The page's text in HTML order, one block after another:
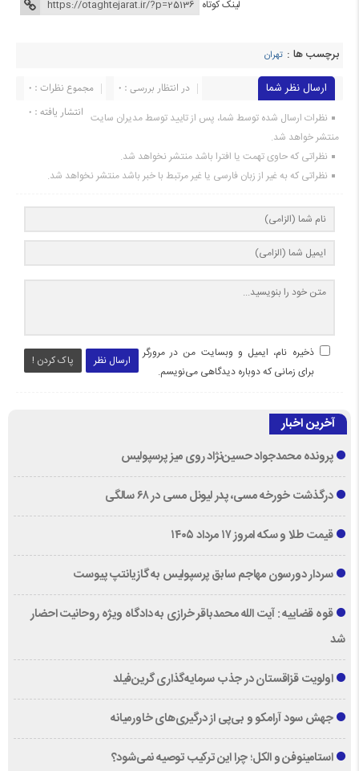
لینک کوتاه
برچسب ها : تهران
ارسال نظر شما مجموع نظرات : 0
در انتظار بررسی : 0
انتشار یافته : 0 نظرات ارسال شده توسط شما، پس از تایید توسط مدیران سایت
منتشر خواهد شد.
نظراتی که حاوی تهمت یا افترا باشد منتشر نخواهد شد.
نظراتی که به غیر از زبان فارسی یا غیر مرتبط با خبر باشد منتشر نخواهد شد.
ارسال نظر پاک کردن !
ذخیره نام، ایمیل و وبسایت من در مرورگر
برای زمانی که دوباره دیدگاهی می‌نویسم.
آخرین اخبار
پرونده محمدجواد حسین‌نژاد روی میز پرسپولیس
درگذشت خورخه مسی، پدر لیونل مسی در ۶۸ سالگی
قیمت طلا و سکه امروز ۱۷ مرداد ۱۴۰۵
سردار دورسون مهاجم سابق پرسپولیس به گازیانتپ پیوست
قوه قضاییه : آیت الله محمدباقر خرازی به دادگاه ویژه روحانیت احضار
شد
اولویت قزاقستان در جذب سرمایه‌گذاری گرین‌فیلد
جهش سود آرامکو و بی‌پی از درگیری‌های خاورمیانه
استامینوفن و الکل؛ چرا این ترکیب توصیه نمی‌شود؟